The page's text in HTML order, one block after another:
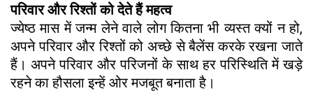
परिवार और रिश्तों को देते हैं महत्व
ज्येष्ठ मास में जन्म लेने वाले लोग कितना भी व्यस्त क्यों न हो,
अपने परिवार और रिश्तों को अच्छे से बैलेंस करके रखना जाते
हैं। अपने परिवार और परिजनों के साथ हर परिस्थिति में खड़े
रहने का हौसला इन्हें ओर मजबूत बनाता है।